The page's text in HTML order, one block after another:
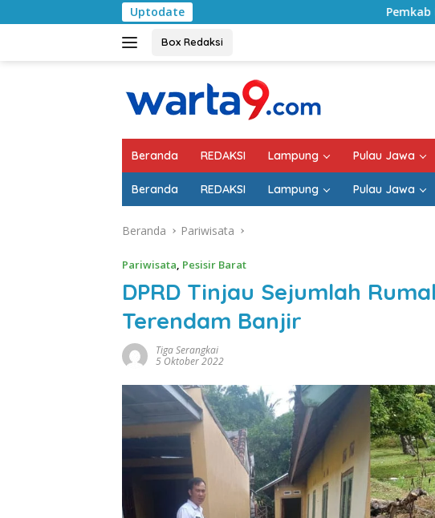
ke
Uptodate Pemkab Lampung Selatan
Box Redaksi
Beranda REDAKSI Lampung Pulau Jawa
Beranda REDAKSI Lampung Pulau Jawa
Beranda Pariwisata
Pariwisata, Pesisir Barat
DPRD Tinjau Sejumlah
Terendam Banjir
Tiga Serangkai
5 Oktober 2022